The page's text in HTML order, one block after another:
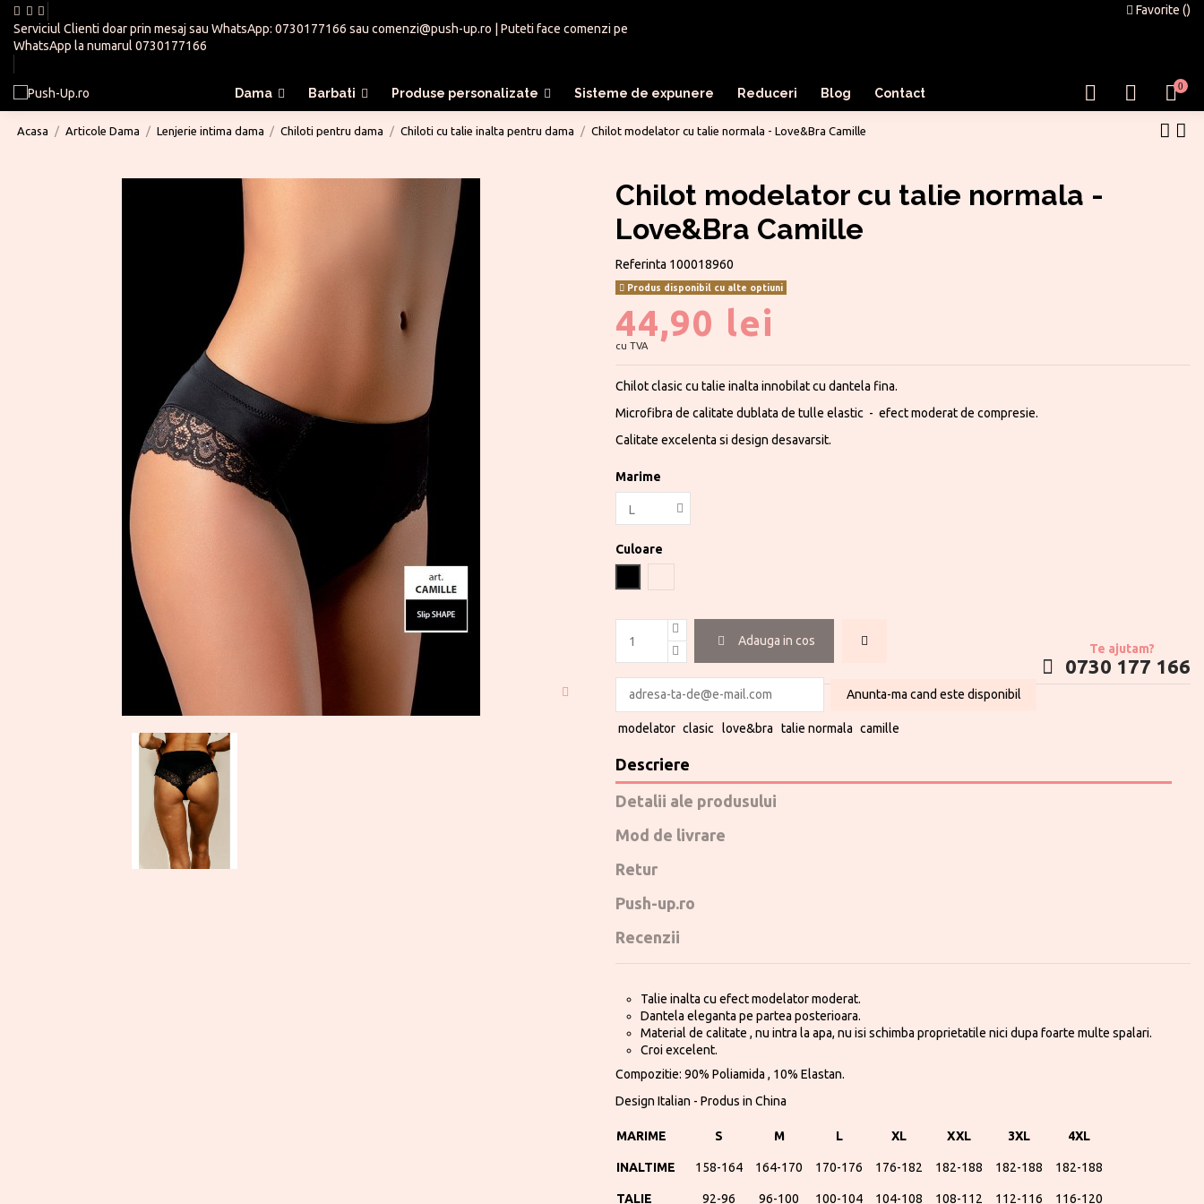
Serviciul Clienti doar prin mesaj sau WhatsApp: 0730177166 sau comenzi@push-up.ro | Puteti face comenzi pe
WhatsApp la numarul 0730177166
Favorite ()
Dama Barbati Produse personalizate Sisteme de expunere Reduceri Blog Contact
0
Acasa Articole Dama Lenjerie intima dama Chiloti pentru dama Chiloti cu talie inalta pentru dama Chilot modelator cu talie normala - Love&Bra Camille
Chilot modelator cu talie normala -
Love&Bra Camille
Referinta 100018960
Produs disponibil cu alte optiuni
44,90 lei
cu TVA
Chilot clasic cu talie inalta innobilat cu dantela fina.
Microfibra de calitate dublata de tulle elastic - efect moderat de compresie.
Calitate excelenta si design desavarsit.
Marime
Culoare
Adauga in cos
modelator clasic love&bra talie normala camille
Te ajutam?
0730 177 166
Anunta-ma cand este disponibil
Descriere
Detalii ale produsului
Mod de livrare
Retur
Push-up.ro
Recenzii
Talie inalta cu efect modelator moderat.
Dantela eleganta pe partea posterioara.
Material de calitate , nu intra la apa, nu isi schimba proprietatile nici dupa foarte multe spalari.
Croi excelent.
Compozitie: 90% Poliamida , 10% Elastan.
Design Italian - Produs in China
MARIME S M L XL XXL 3XL 4XL
INALTIME 158-164 164-170 170-176 176-182 182-188 182-188 182-188
TALIE 92-96 96-100 100-104 104-108 108-112 112-116 116-120